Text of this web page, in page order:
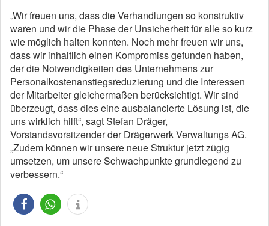
„Wir freuen uns, dass die Verhandlungen so konstruktiv
waren und wir die Phase der Unsicherheit für alle so kurz
wie möglich halten konnten. Noch mehr freuen wir uns,
dass wir inhaltlich einen Kompromiss gefunden haben,
der die Notwendigkeiten des Unternehmens zur
Personalkostenanstiegsreduzierung und die Interessen
der Mitarbeiter gleichermaßen berücksichtigt. Wir sind
überzeugt, dass dies eine ausbalancierte Lösung ist, die
uns wirklich hilft“, sagt Stefan Dräger,
Vorstandsvorsitzender der Drägerwerk Verwaltungs AG.
„Zudem können wir unsere neue Struktur jetzt zügig
umsetzen, um unsere Schwachpunkte grundlegend zu
verbessern.“